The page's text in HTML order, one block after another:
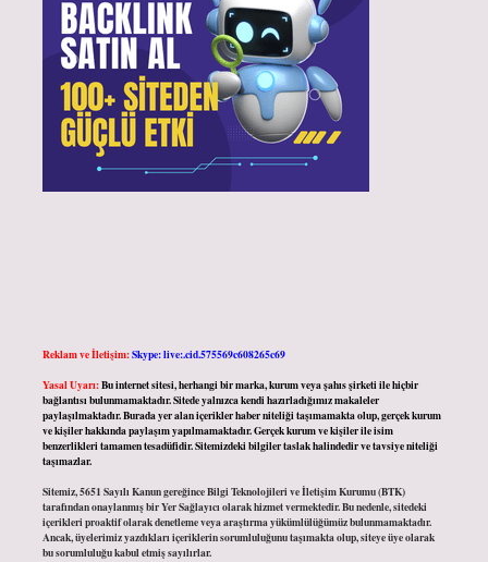
Reklam ve İletişim:Skype: live:.cid.575569c608265c69
Yasal Uyarı:Bu internet sitesi, herhangi bir marka, kurum veya şahıs şirketi ile hiçbir
bağlantısı bulunmamaktadır. Sitede yalnızca kendi hazırladığımız makaleler
paylaşılmaktadır. Burada yer alan içerikler haber niteliği taşımamakta olup, gerçek kurum
ve kişiler hakkında paylaşım yapılmamaktadır. Gerçek kurum ve kişiler ile isim
benzerlikleri tamamen tesadüfidir. Sitemizdeki bilgiler taslak halindedir ve tavsiye niteliği
taşımazlar.
Sitemiz, 5651 Sayılı Kanun gereğince Bilgi Teknolojileri ve İletişim Kurumu (BTK)
tarafından onaylanmış bir Yer Sağlayıcı olarak hizmet vermektedir. Bu nedenle, sitedeki
içerikleri proaktif olarak denetleme veya araştırma yükümlülüğümüz bulunmamaktadır.
Ancak, üyelerimiz yazdıkları içeriklerin sorumluluğunu taşımakta olup, siteye üye olarak
bu sorumluluğu kabul etmiş sayılırlar.